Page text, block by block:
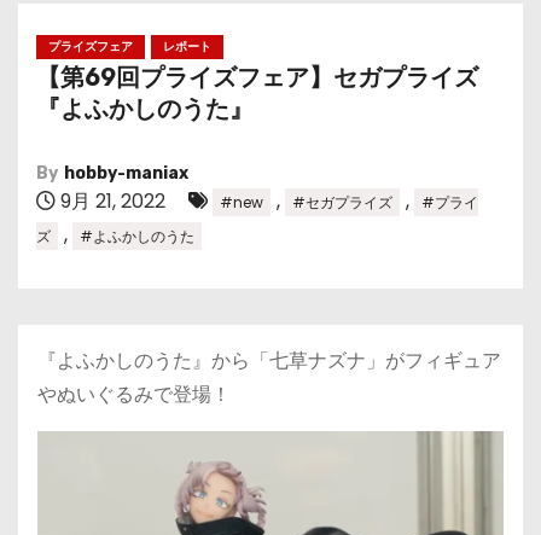
プライズフェア レポート
【第69回プライズフェア】セガプライズ
『よふかしのうた』
By hobby-maniax
9月 21, 2022 #new , #セガプライズ ,
#プライ
ズ
, #よふかしのうた
『よふかしのうた』から「七草ナズナ」がフィギュア
やぬいぐるみで登場！